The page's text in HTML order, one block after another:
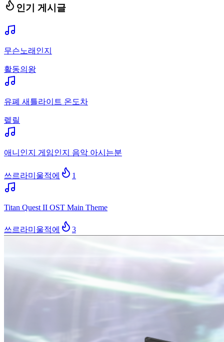
인기 게시글
무슨노래인지
활동의왕
유폐 새틀라이트 온도차
렡릴
애니인지 게임인지 음악 아시는분
쓰르라미울적에 1
Titan Quest II OST Main Theme
쓰르라미울적에 3